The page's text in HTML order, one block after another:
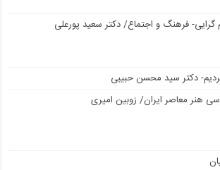
گرایی- فرهنگ و اجتماع/ دکتر سعید پورعلی
دکتر سید محسن حبیبی
هنر معاصر ایران/ زوبین امیری